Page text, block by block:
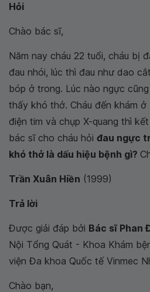
Hỏi
Chào bác sĩ,
Năm nay cháu 22 tuổi, cháu bị
đau nhói, lúc thì đau như dao
bóp ở trong. Lúc nào ngực
thấy khó thở. Cháu đến khám
điện tim và chụp X-quang thì
bác sĩ cho cháu hỏi đau ngực
khó thở là dấu hiệu bệnh gì?
Trần Xuân Hiền (1999)
Trả lời
Được giải đáp bởi Bác sĩ Phan
Nội Tổng Quát - Khoa Khám
viện Đa khoa Quốc tế Vinmec
Chào bạn,